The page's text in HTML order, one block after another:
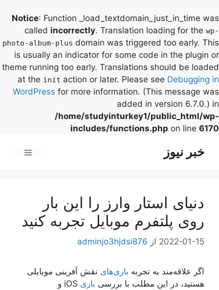
Notice: Function _load_textdomain_just_in_time was
called incorrectly. Translation loading for the wp-
photo-album-plus domain was triggered too early. This
is usually an indicator for some code in the plugin or
theme running too early. Translations should be loaded
at the init action or later. Please see Debugging in
WordPress for more information. (This message was
added in version 6.7.0.) in
/home/studyinturkey1/public_html/wp-
includes/functions.php on line 6170
خبر نیوز
دنیای استار وارز را این‌ بار
روی پلتفرم موبایل تجربه کنید
2022-01-15 از adminjo3hjdsi876
اگر علاقه‌مند به تجربه بازی‌های نقش آفرینی موبایلی
هستید، در این مطلب با بررسی بازی
iOS و